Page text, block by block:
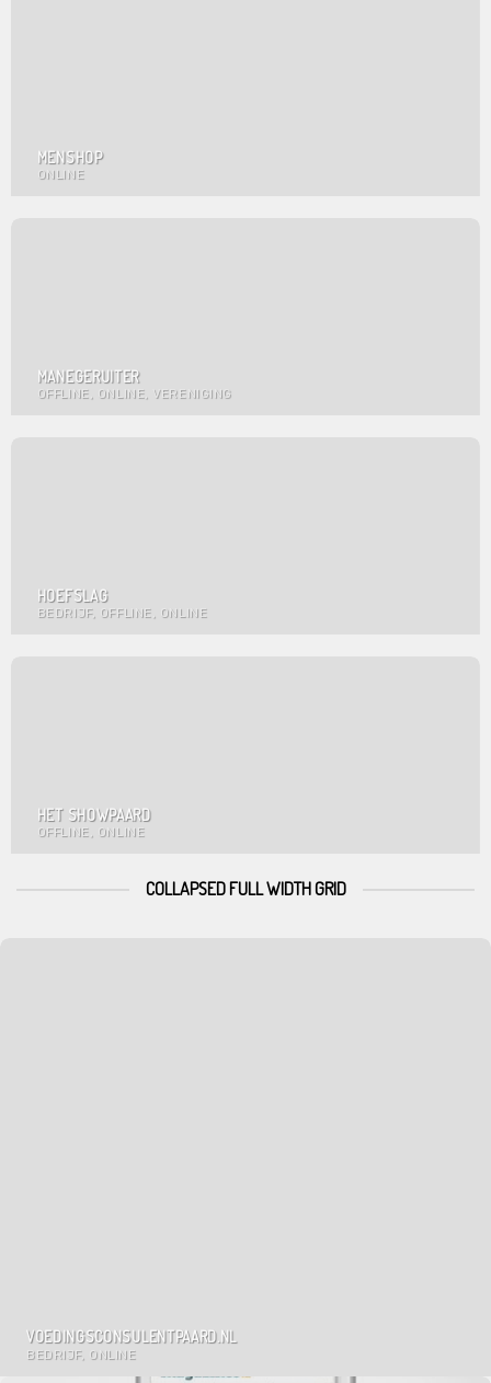
MENSHOP
ONLINE
MANEGERUITER
OFFLINE, ONLINE, VERENIGING
HOEFSLAG
BEDRIJF, OFFLINE, ONLINE
HET SHOWPAARD
OFFLINE, ONLINE
COLLAPSED FULL WIDTH GRID
VOEDINGSCONSULENTPAARD.NL
BEDRIJF, ONLINE